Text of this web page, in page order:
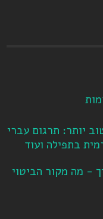
יותר: תרגום עברי
בתפילה ועוד
- מה מקור הביטוי